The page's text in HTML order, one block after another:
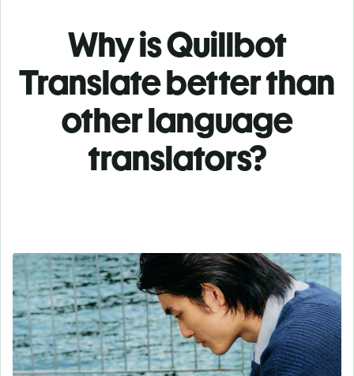
Why is Quillbot
Translate better than
other language
translators?